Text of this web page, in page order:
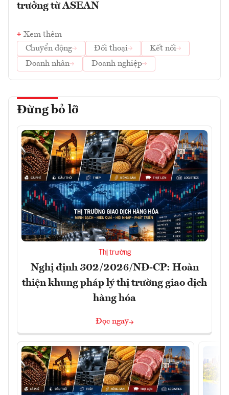
trưởng từ ASEAN
Xem thêm
Chuyển động
Đối thoại
Kết nối
Doanh nhân
Doanh nghiệp
Đừng bỏ lỡ
Thị trường
Nghị định 302/2026/NĐ-CP: Hoàn
thiện khung pháp lý thị trường giao dịch
hàng hóa
Đọc ngay